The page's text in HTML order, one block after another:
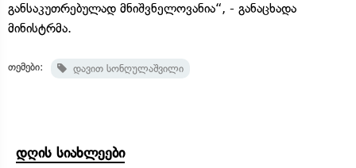
განსაკუთრებულად მნიშვნელოვანია“, - განაცხადა
მინისტრმა.
თემები: დავით სონღულაშვილი
დღის სიახლეები